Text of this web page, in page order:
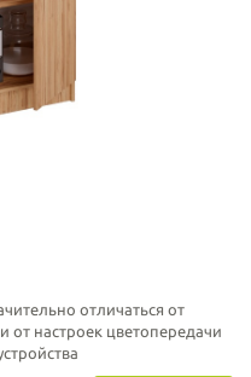
отличаться от
от настроек цветопередачи